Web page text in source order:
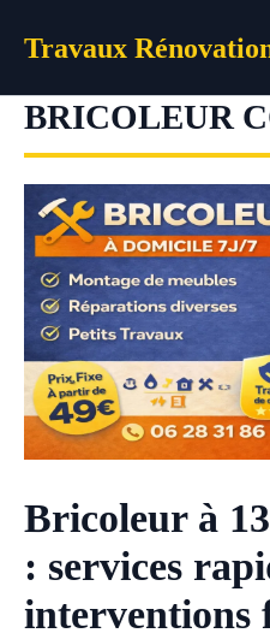
Travaux
BRICOLEUR
Bricoleur à
: services
interventions